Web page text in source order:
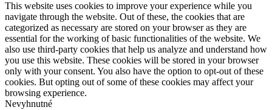
This website uses cookies to improve your experience while you
navigate through the website. Out of these, the cookies that are
categorized as necessary are stored on your browser as they are
essential for the working of basic functionalities of the website. We
also use third-party cookies that help us analyze and understand how
you use this website. These cookies will be stored in your browser
only with your consent. You also have the option to opt-out of these
cookies. But opting out of some of these cookies may affect your
browsing experience.
Nevyhnutné